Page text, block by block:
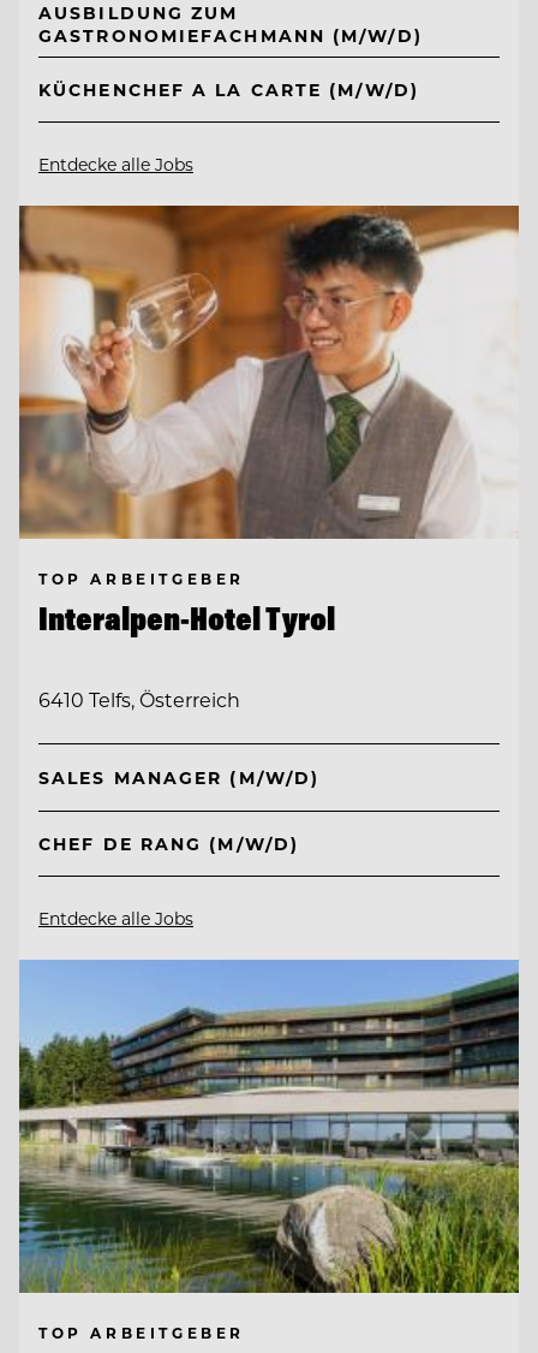
AUSBILDUNG ZUM
GASTRONOMIEFACHMANN (M/W/D)
KÜCHENCHEF A LA CARTE (M/W/D)
Entdecke alle Jobs
TOP ARBEITGEBER
Interalpen-Hotel Tyrol
6410 Telfs, Österreich
SALES MANAGER (M/W/D)
CHEF DE RANG (M/W/D)
Entdecke alle Jobs
TOP ARBEITGEBER